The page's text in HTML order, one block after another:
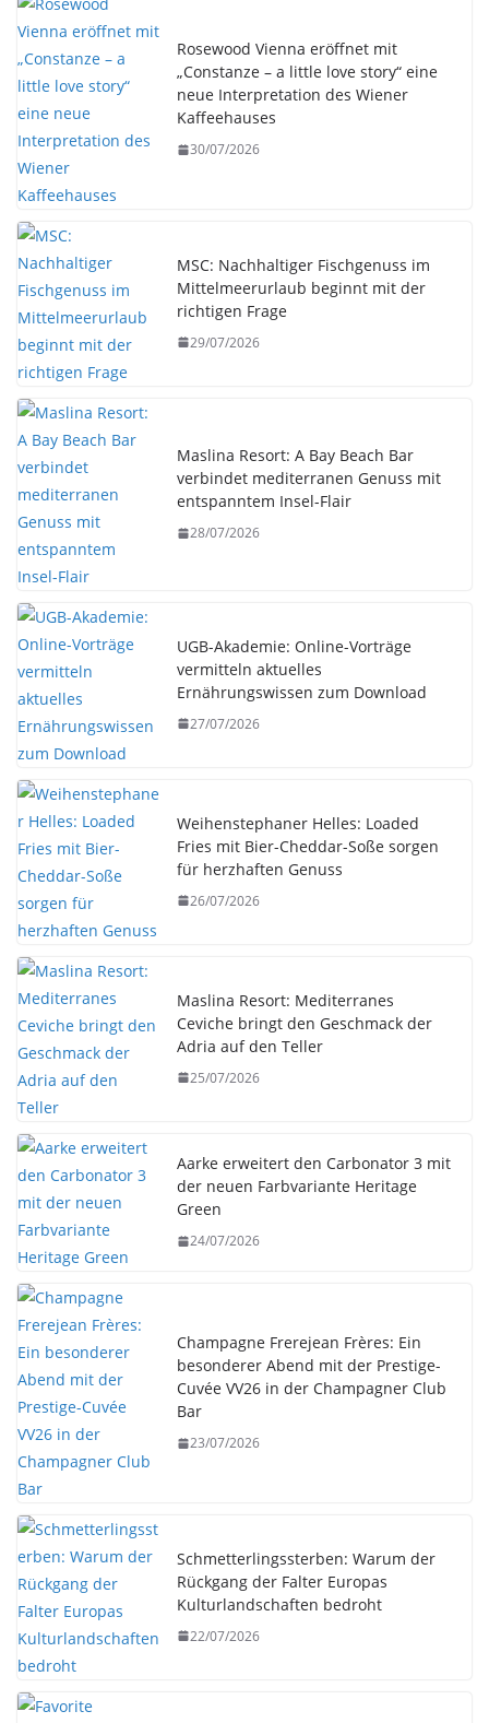
Rosewood Vienna eröffnet mit
„Constanze – a little love story“ eine
neue Interpretation des Wiener
Kaffeehauses
30/07/2026
MSC: Nachhaltiger Fischgenuss im
Mittelmeerurlaub beginnt mit der
richtigen Frage
29/07/2026
Maslina Resort: A Bay Beach Bar
verbindet mediterranen Genuss mit
entspanntem Insel-Flair
28/07/2026
UGB-Akademie: Online-Vorträge
vermitteln aktuelles
Ernährungswissen zum Download
27/07/2026
Weihenstephaner Helles: Loaded
Fries mit Bier-Cheddar-Soße sorgen
für herzhaften Genuss
26/07/2026
Maslina Resort: Mediterranes
Ceviche bringt den Geschmack der
Adria auf den Teller
25/07/2026
Aarke erweitert den Carbonator 3 mit
der neuen Farbvariante Heritage
Green
24/07/2026
Champagne Frerejean Frères: Ein
besonderer Abend mit der Prestige-
Cuvée VV26 in der Champagner Club
Bar
23/07/2026
Schmetterlingssterben: Warum der
Rückgang der Falter Europas
Kulturlandschaften bedroht
22/07/2026